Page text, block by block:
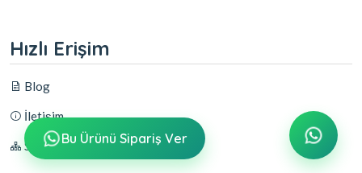
Bu Ürünü Sipariş Ver
Hızlı Erişim
Blog
İletişim
Sitemap